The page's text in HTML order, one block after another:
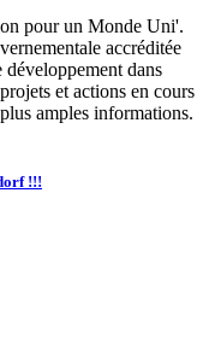
pour un Monde Uni'.
accréditée
dans
et actions en cours
amples informations.
!!!